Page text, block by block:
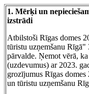
1. Mērķi un
izstrādi
Atbilstoši Rīgas domes
tūristu uzņemšanu Rīgā"
pārvalde. Ņemot vērā,
(uzdevumus) ar 2023.
grozījumus Rīgas
un tūristu uzņemšanu